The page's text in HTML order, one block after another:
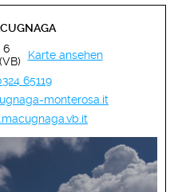
6
Karte ansehen
65119
monterosa.it